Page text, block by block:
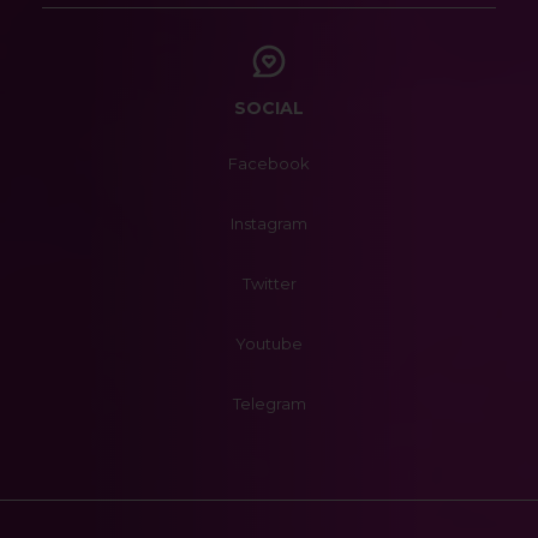
SOCIAL
Facebook
Instagram
Twitter
Youtube
Telegram